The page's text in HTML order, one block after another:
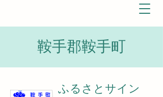
鞍手郡鞍手町
ふるさとサイン